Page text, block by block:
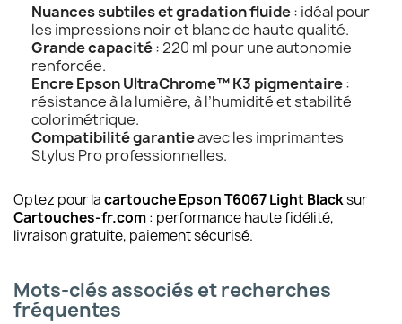
Nuances subtiles et gradation fluide: idéal pour
les impressions noir et blanc de haute qualité.
Grande capacité: 220 ml pour une autonomie
renforcée.
Encre Epson UltraChrome™ K3 pigmentaire:
résistance à la lumière, à l’humidité et stabilité
colorimétrique.
Compatibilité garantieavec les imprimantes
Stylus Pro professionnelles.
Optez pour lacartouche Epson T6067 Light Blacksur
Cartouches-fr.com: performance haute fidélité,
livraison gratuite, paiement sécurisé.
Mots-clés associés et recherches
fréquentes